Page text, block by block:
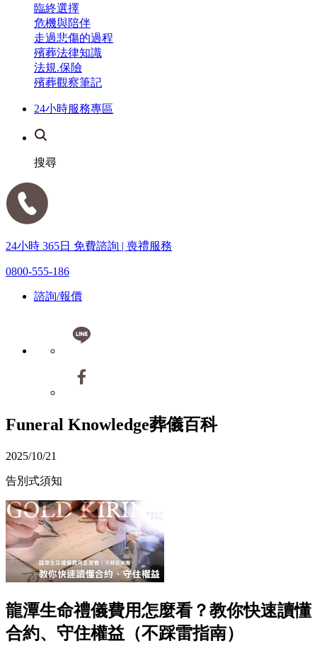
臨終選擇
危機與陪伴
走過悲傷的過程
殯葬法律知識
法規.保險
殯葬觀察筆記
24小時服務專區
搜尋
24小時 365日 免費諮詢 | 喪禮服務
0800-555-186
諮詢/報價
Funeral Knowledge葬儀百科
2025/10/21
告別式須知
龍潭生命禮儀費用怎麼看？教你快速讀懂
合約、守住權益（不踩雷指南）